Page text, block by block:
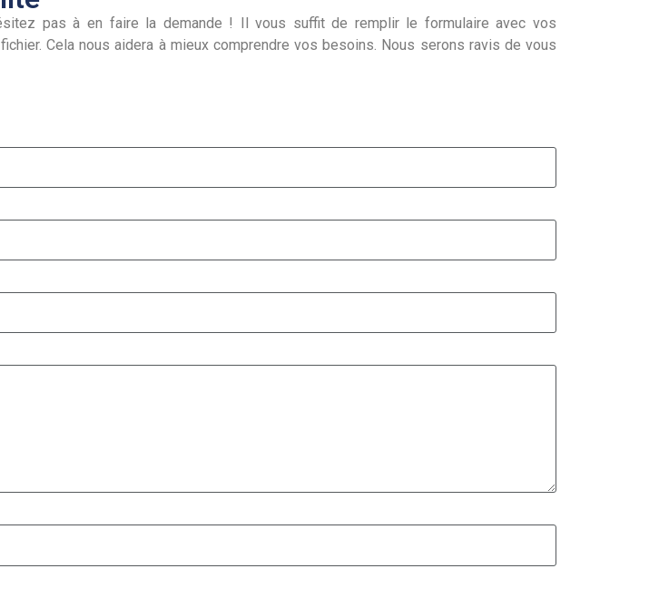
pas à en faire la demande ! Il vous suffit de remplir le formulaire avec vos
Cela nous aidera à mieux comprendre vos besoins. Nous serons ravis de vous